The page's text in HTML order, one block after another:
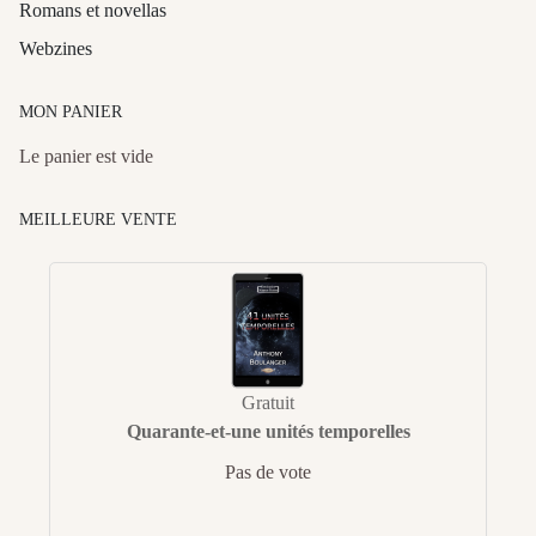
Romans et novellas
Webzines
MON PANIER
Le panier est vide
MEILLEURE VENTE
Gratuit
Quarante-et-une unités temporelles
Pas de vote